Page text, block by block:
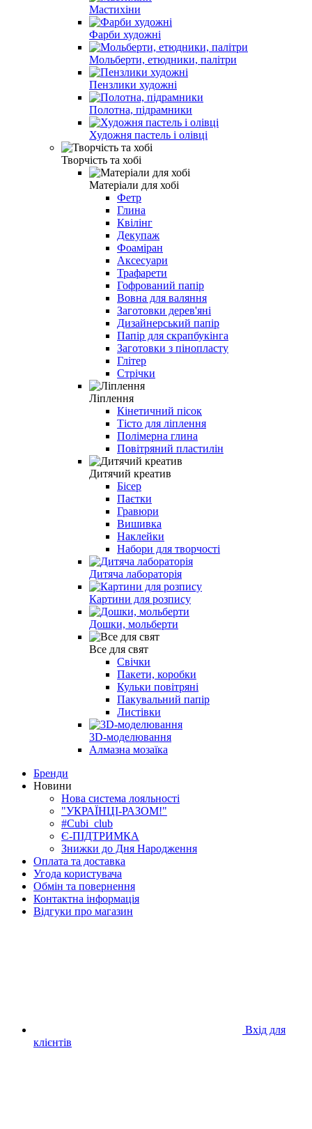
Мастихіни
Фарби художні
Мольберти, етюдники, палітри
Пензлики художні
Полотна, підрамники
Художня пастель і олівці
Творчість та хобі
Матеріали для хобі
Фетр
Глина
Квілінг
Декупаж
Фоаміран
Аксесуари
Трафарети
Гофрований папір
Вовна для валяння
Заготовки дерев'яні
Дизайнерський папір
Папір для скрапбукінга
Заготовки з пінопласту
Глітер
Стрічки
Ліплення
Кінетичний пісок
Тісто для ліплення
Полімерна глина
Повітряний пластилін
Дитячий креатив
Бісер
Паєтки
Гравюри
Вишивка
Наклейки
Набори для творчості
Дитяча лабораторія
Картини для розпису
Дошки, мольберти
Все для свят
Свічки
Пакети, коробки
Кульки повітряні
Пакувальний папір
Листівки
3D-моделювання
Алмазна мозаїка
Бренди
Новини
Нова система лояльності
"УКРАЇНЦІ-РАЗОМ!"
#Cubi_club
Є-ПІДТРИМКА
Знижки до Дня Народження
Оплата та доставка
Угода користувача
Обмін та повернення
Контактна інформація
Відгуки про магазин
Вхід для
клієнтів